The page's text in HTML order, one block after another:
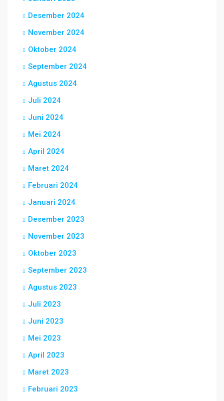
Desember 2024
November 2024
Oktober 2024
September 2024
Agustus 2024
Juli 2024
Juni 2024
Mei 2024
April 2024
Maret 2024
Februari 2024
Januari 2024
Desember 2023
November 2023
Oktober 2023
September 2023
Agustus 2023
Juli 2023
Juni 2023
Mei 2023
April 2023
Maret 2023
Februari 2023